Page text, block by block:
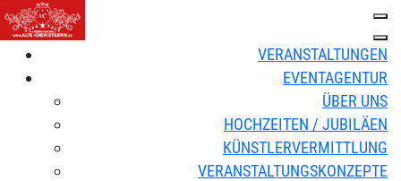
VERANSTALTUNGEN
EVENTAGENTUR
ÜBER UNS
HOCHZEITEN / JUBILÄEN
KÜNSTLERVERMITTLUNG
VERANSTALTUNGSKONZEPTE